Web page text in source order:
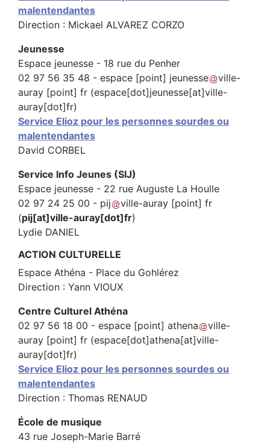
malentendantes
Direction : Mickael ALVAREZ CORZO
Jeunesse
Espace jeunesse - 18 rue du Penher
02 97 56 35 48 - espace [point] jeunesse
ville-
auray [point] fr (espace[dot]jeunesse[at]ville-
auray[dot]fr)
Service Elioz pour les personnes sourdes ou
malentendantes
David CORBEL
Service Info Jeunes (SIJ)
Espace jeunesse - 22 rue Auguste La Houlle
02 97 24 25 00 - pij ville-auray [point] fr
(pij[at]ville-auray[dot]fr)
Lydie DANIEL
ACTION CULTURELLE
Espace Athéna - Place du Gohlérez
Direction : Yann VIOUX
Centre Culturel Athéna
02 97 56 18 00 - espace [point] athena
ville-
auray [point] fr (espace[dot]athena[at]ville-
auray[dot]fr)
Service Elioz pour les personnes sourdes ou
malentendantes
Direction : Thomas RENAUD
École de musique
43 rue Joseph-Marie Barré